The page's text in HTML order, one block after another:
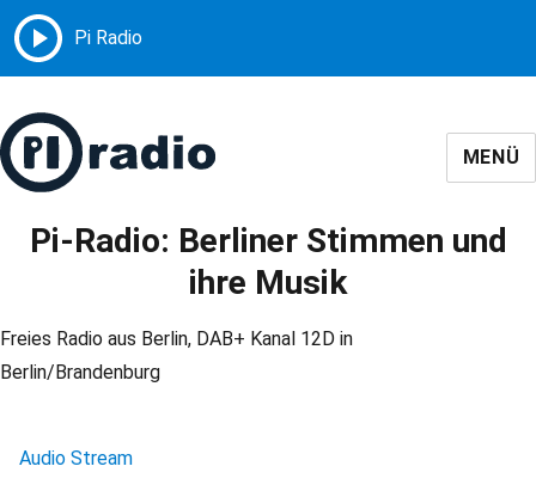
MENÜ
Pi-Radio: Berliner Stimmen und
ihre Musik
Freies Radio aus Berlin, DAB+ Kanal 12D in
Berlin/Brandenburg
Audio Stream